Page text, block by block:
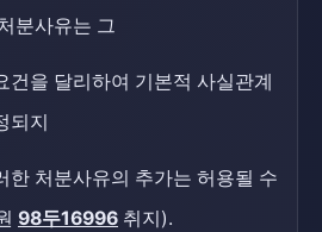
분사유는 그
건을 달리하여 기본적 사실관계
되지
한 처분사유의 추가는 허용될 수
98두16996 취지).